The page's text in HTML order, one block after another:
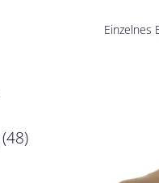
Einzelnes
(48)